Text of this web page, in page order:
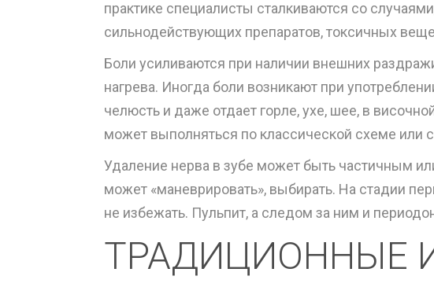
практике специалисты сталкиваются со
сильнодействующих препаратов, токсичных
Боли усиливаются при наличии внешних
нагрева. Иногда боли возникают при
челюсть и даже отдает горле, ухе, шее, в
может выполняться по классической схеме или
Удаление нерва в зубе может быть частичным
может «маневрировать», выбирать. На стадии
не избежать. Пульпит, а следом за ним и
ТРАДИЦИОННЫЕ